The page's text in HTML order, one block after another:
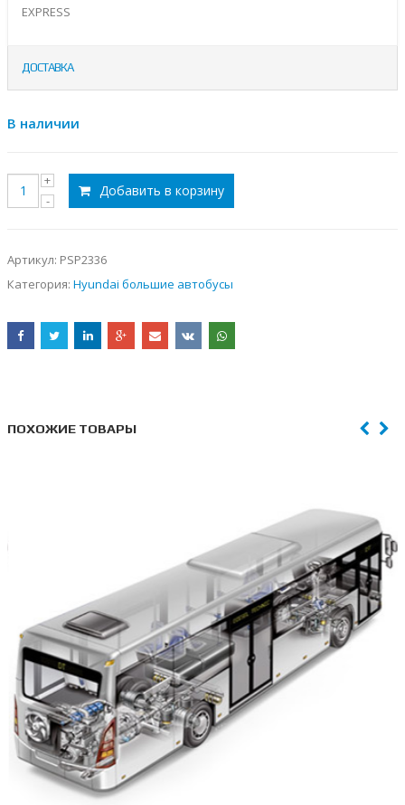
EXPRESS
ДОСТАВКА
В наличии
Добавить в корзину
Артикул: PSP2336
Категория: Hyundai большие автобусы
ПОХОЖИЕ ТОВАРЫ